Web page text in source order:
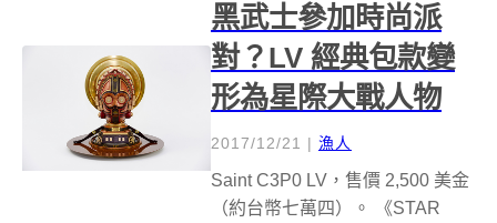
本...
黑武士參加時尚派
對？LV 經典包款變
形為星際大戰人物
2017/12/21 | 漁人
Saint C3P0 LV，售價 2,500 美金
（約台幣七萬四）。 《STAR